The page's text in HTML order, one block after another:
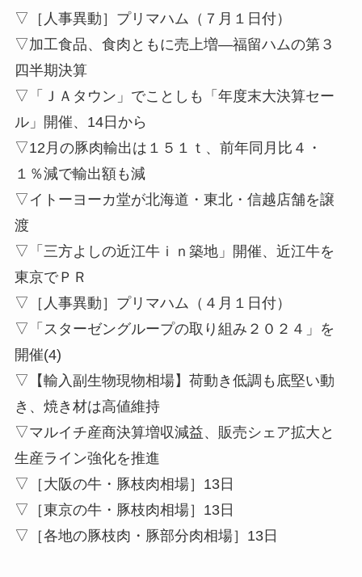
▽［人事異動］プリマハム（７月１日付）
▽加工食品、食肉ともに売上増—福留ハムの第３
四半期決算
▽「ＪＡタウン」でことしも「年度末大決算セー
ル」開催、14日から
▽12月の豚肉輸出は１５１ｔ、前年同月比４・
１％減で輸出額も減
▽イトーヨーカ堂が北海道・東北・信越店舗を譲
渡
▽「三方よしの近江牛ｉｎ築地」開催、近江牛を
東京でＰＲ
▽［人事異動］プリマハム（４月１日付）
▽「スターゼングループの取り組み２０２４」を
開催(4)
▽【輸入副生物現物相場】荷動き低調も底堅い動
き、焼き材は高値維持
▽マルイチ産商決算増収減益、販売シェア拡大と
生産ライン強化を推進
▽［大阪の牛・豚枝肉相場］13日
▽［東京の牛・豚枝肉相場］13日
▽［各地の豚枝肉・豚部分肉相場］13日